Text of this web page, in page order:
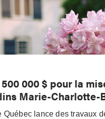
000 $ pour la
Marie-Charlotte-
Québec lance des travaux